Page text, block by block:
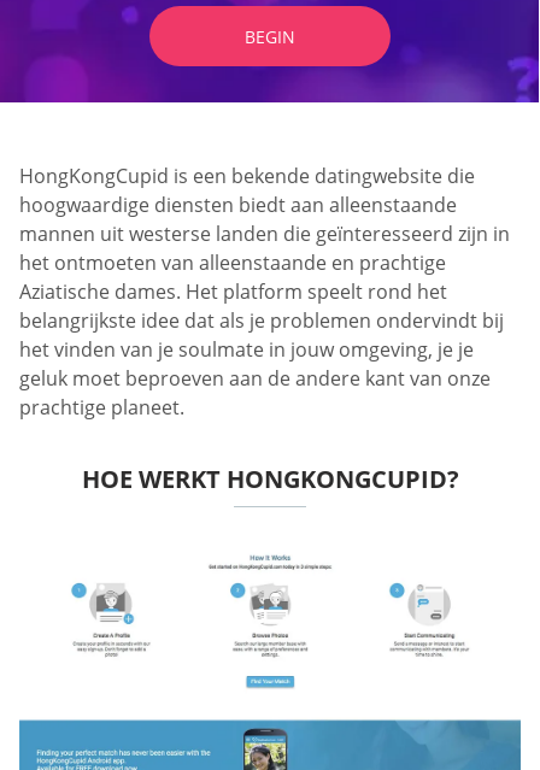
BEGIN
HongKongCupid is een bekende datingwebsite die
hoogwaardige diensten biedt aan alleenstaande
mannen uit westerse landen die geïnteresseerd zijn in
het ontmoeten van alleenstaande en prachtige
Aziatische dames. Het platform speelt rond het
belangrijkste idee dat als je problemen ondervindt bij
het vinden van je soulmate in jouw omgeving, je je
geluk moet beproeven aan de andere kant van onze
prachtige planeet.
HOE WERKT HONGKONGCUPID?